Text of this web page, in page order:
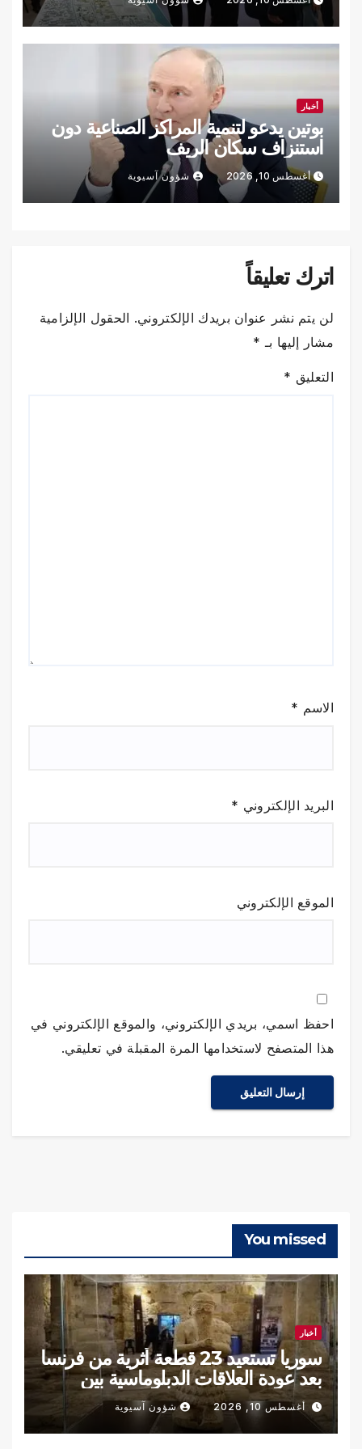
أخبار
بوتين يدعو لتنمية المراكز الصناعية دون
استنزاف سكان الريف
أغسطس 10, 2026 شؤون آسيوية
اترك تعليقاً
لن يتم نشر عنوان بريدك الإلكتروني. الحقول الإلزامية
مشار إليها بـ *
التعليق *
الاسم *
البريد الإلكتروني *
الموقع الإلكتروني
احفظ اسمي، بريدي الإلكتروني، والموقع الإلكتروني في
هذا المتصفح لاستخدامها المرة المقبلة في تعليقي.
You missed
أخبار
سوريا تستعيد 23 قطعة أثرية من فرنسا
بعد عودة العلاقات الدبلوماسية بين
البلدين
أغسطس 10, 2026 شؤون آسيوية